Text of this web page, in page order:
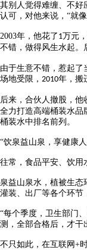
其别人觉得难缠、不好
认可，对他来说， “就
2003年，他花了 1万元
不错，做得风生水起。
由于生意不错，惹起了
场地受限， 2010年，搬
后来，合伙人撤股，他
全力打造高端桶装水品
桶装水中排名前列。
“饮泉益山泉，享健康
往常，食品平安、饮用
泉益山泉水，植被生
灌装、出厂等各个环节
“每个季度，卫生部门
测，全部合格后，才干
不只如此，在互联网 +